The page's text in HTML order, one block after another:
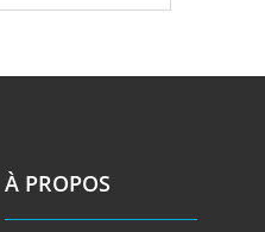
À PROPOS